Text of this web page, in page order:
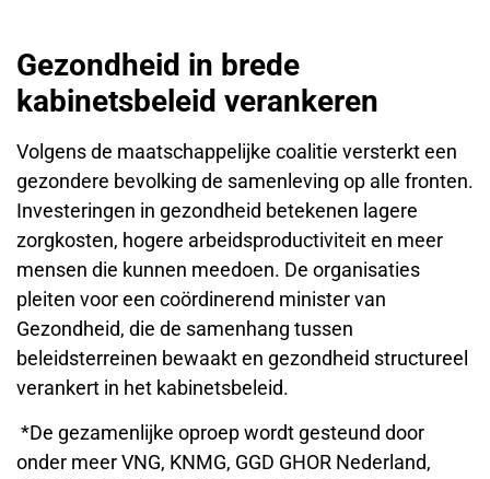
Gezondheid in brede
kabinetsbeleid verankeren
Volgens de maatschappelijke coalitie versterkt een
gezondere bevolking de samenleving op alle fronten.
Investeringen in gezondheid betekenen lagere
zorgkosten, hogere arbeidsproductiviteit en meer
mensen die kunnen meedoen. De organisaties
pleiten voor een coördinerend minister van
Gezondheid, die de samenhang tussen
beleidsterreinen bewaakt en gezondheid structureel
verankert in het kabinetsbeleid.
*De gezamenlijke oproep wordt gesteund door
onder meer VNG, KNMG, GGD GHOR Nederland,